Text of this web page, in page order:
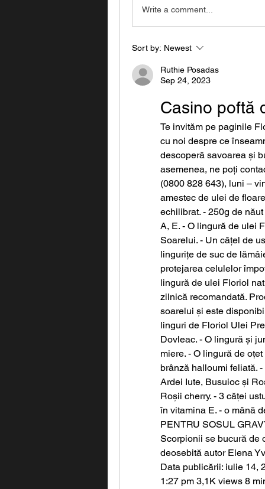
Write a comment...
Sort by: Newest
Ruthie Posadas
Sep 24, 2023
Casino poftă
Te invităm pe paginile
cu noi despre ce
descoperă savoarea și
asemenea, ne poți
(0800 828 643), luni –
amestec de ulei de
echilibrat. - 250g de
A, E. - O lingură de ulei
Soarelui. - Un cățel de
lingurițe de suc de
protejarea celulelor
lingură de ulei Floriol
zilnică recomandată.
soarelui și este
linguri de Floriol Ulei
Dovleac. - O lingură și
miere. - O lingură de
brânză halloumi feliată.
Ardei Iute, Busuioc și
Roșii cherry. - 3 căței
în vitamina E. - o mână
PENTRU SOSUL
Scorpionii se bucură de
deosebită autor Elena
Data publicării: iulie 14,
1:27 pm 3,1K views 8